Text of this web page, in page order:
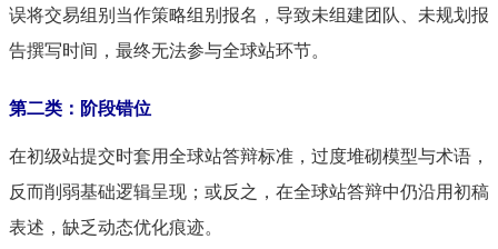
误将交易组别当作策略组别报名，导致未组建团队、未规划报
告撰写时间，最终无法参与全球站环节。
第二类：阶段错位
在初级站提交时套用全球站答辩标准，过度堆砌模型与术语，
反而削弱基础逻辑呈现；或反之，在全球站答辩中仍沿用初稿
表述，缺乏动态优化痕迹。